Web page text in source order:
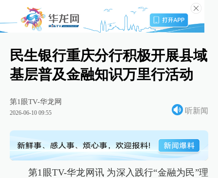
民生银行重庆分行积极开展县域
基层普及金融知识万里行活动
第1眼TV-华龙网
2026-06-10 09:55 听新闻
第1眼TV-华龙网讯 为深入践行“金融为民”理